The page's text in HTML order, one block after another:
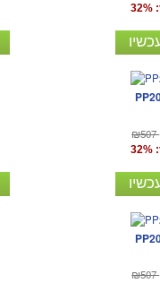
₪507
₪507